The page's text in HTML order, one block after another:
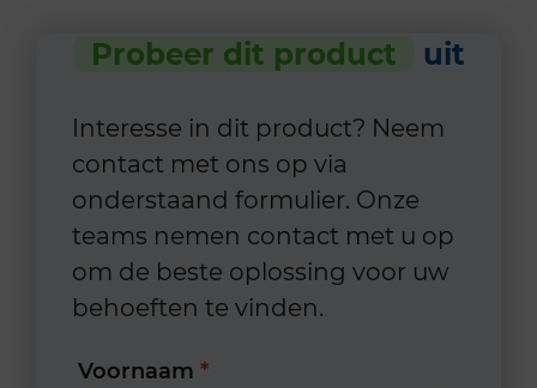
Probeer dit product uit
Interesse in dit product? Neem
contact met ons op via
onderstaand formulier. Onze
teams nemen contact met u op
om de beste oplossing voor uw
behoeften te vinden.
Voornaam *